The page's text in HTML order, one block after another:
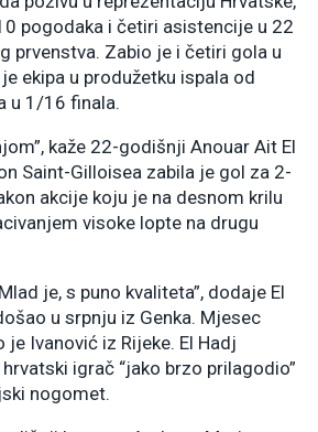
pogodaka i četiri asistencije u 22
prvenstva. Zabio je i četiri gola u
ekipa u produžetku ispala od
u 1/16 finala.
kaže 22-godišnji Anouar Ait El
Saint-Gilloisea zabila je gol za 2-
akcije koju je na desnom krilu
visoke lopte na drugu
je, s puno kvaliteta”, dodaje El
u srpnju iz Genka. Mjesec
je Ivanović iz Rijeke. El Hadj
igrač “jako brzo prilagodio”
nogomet.